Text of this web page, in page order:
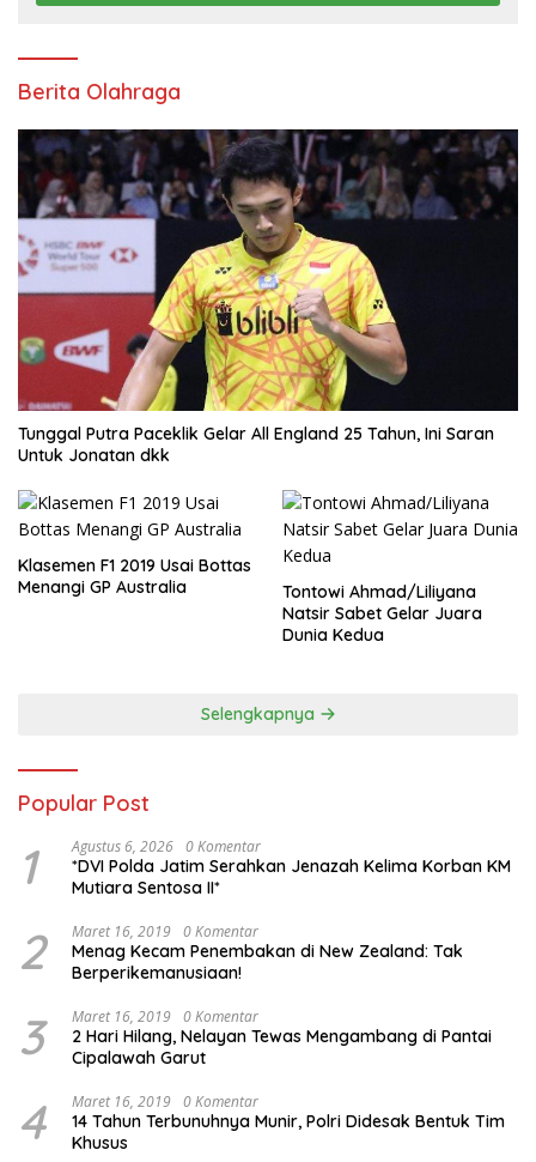
Berita Olahraga
Tunggal Putra Paceklik Gelar All England 25 Tahun, Ini Saran
Untuk Jonatan dkk
Klasemen F1 2019 Usai Bottas
Menangi GP Australia
Tontowi Ahmad/Liliyana
Natsir Sabet Gelar Juara
Dunia Kedua
Selengkapnya
Popular Post
1 Agustus 6, 2026 0 Komentar
*DVI Polda Jatim Serahkan Jenazah Kelima Korban KM
Mutiara Sentosa II*
2 Maret 16, 2019 0 Komentar
Menag Kecam Penembakan di New Zealand: Tak
Berperikemanusiaan!
3 Maret 16, 2019 0 Komentar
2 Hari Hilang, Nelayan Tewas Mengambang di Pantai
Cipalawah Garut
4 Maret 16, 2019 0 Komentar
14 Tahun Terbunuhnya Munir, Polri Didesak Bentuk Tim
Khusus